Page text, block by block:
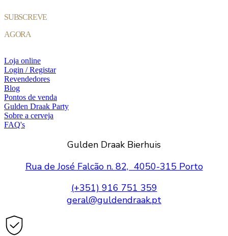
SUBSCREVE
AGORA
Loja online
Login / Registar
Revendedores
Blog
Pontos de venda
Gulden Draak Party
Sobre a cerveja
FAQ's
Gulden Draak Bierhuis
Rua de José Falcão n. 82, 4050-315 Porto
(+351) 916 751 359
geral@guldendraak.pt